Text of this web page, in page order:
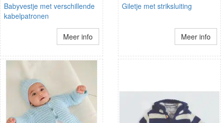
Babyvestje met verschillende
kabelpatronen
Meer info
Giletje met striksluiting
Meer info